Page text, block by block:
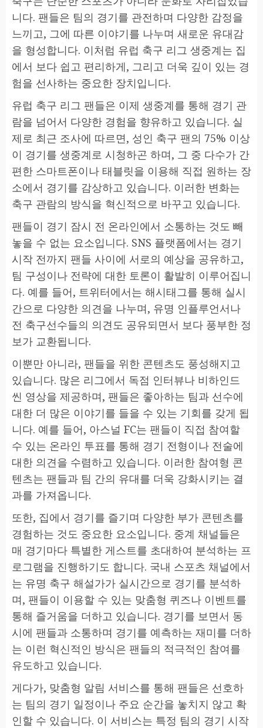
니다. 팬들은 팀의 경기를 관전하며 다양한 감정을
느끼고, 그에 따른 이야기를 나누며 새로운 유대감
을 형성합니다. 이처럼 유럽 축구 리그 생중계는 집
에서 보다 쉽고 편리하게, 그리고 더욱 깊이 있는 경
험을 선사하는 중요한 장치입니다.
유럽 축구 리그 팬들은 이제 생중계를 통해 경기 관
람을 넘어서 다양한 경험을 향유하고 있습니다. 실
제로 최근 조사에 따르면, 성인 축구 팬의 75% 이상
이 경기를 생중계로 시청하곤 하며, 그 중 다수가 간
편한 스마트폰이나 태블릿을 이용해 직접 원하는 장
소에서 경기를 감상하고 있습니다. 이러한 변화는
축구 관람의 방식을 혁신적으로 바꾸고 있습니다.
팬들이 경기 잠시 전 온라인에서 소통하는 것도 빼
놓을 수 없는 요소입니다. SNS 플랫폼에서는 경기
시작 전까지 팬들 사이에 서로의 예상을 공유하고,
팀 구성이나 전략에 대한 토론이 활발히 이루어집니
다. 예를 들어, 트위터에서는 해시태그를 통해 실시
간으로 다양한 의견을 나누며, 유명 인플루언서나
전 축구선수들의 의견도 공유되면서 보다 풍부한 정
보가 교환됩니다.
이뿐만 아니라, 팬들을 위한 콘텐츠도 풍성해지고
있습니다. 많은 리그에서 독점 인터뷰나 비하인드
씬 영상을 제공하며, 팬들은 좋아하는 팀과 선수에
대한 더 많은 이야기를 들을 수 있는 기회를 갖게 됩
니다. 예를 들어, 아스널 FC는 팬들이 직접 참여할
수 있는 온라인 투표를 통해 경기 전형이나 전술에
대한 의견을 수렴하고 있습니다. 이러한 참여형 콘
텐츠는 팬들과 팀 간의 유대를 더욱 강화시키는 결
과를 가져옵니다.
또한, 집에서 경기를 즐기며 다양한 부가 콘텐츠를
경험하는 것도 중요한 요소입니다. 중계 채널들은
매 경기마다 특별한 게스트를 초대하여 분석하는 프
로그램을 진행하기도 합니다. 국내 스포츠 채널에서
는 유명 축구 해설가가 실시간으로 경기를 분석하
며, 팬들이 이용할 수 있는 맞춤형 퀴즈나 이벤트를
통해 즐거움을 더하고 있습니다. 경기를 보면서 동
시에 팬들과 소통하며 경기를 예측하는 재미를 더하
는 이런 혁신적인 방식은 팬들의 적극적인 참여를
유도하고 있습니다.
게다가, 맞춤형 알림 서비스를 통해 팬들은 선호하
는 팀의 경기 일정이나 주요 순간을 놓치지 않고 확
인할 수 있습니다. 이 서비스는 특정 팀의 경기 시작